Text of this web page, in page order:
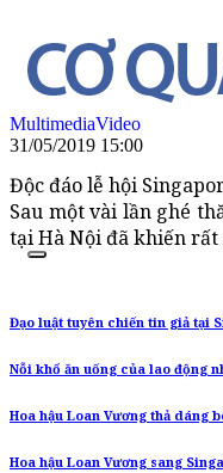
MultimediaVideo
31/05/2019 15:00
Độc đáo lễ hội
Sau một vài lần ghé
tại Hà Nội đã khiến
Đạo luật tuyên chiến tin giả tại
Nỗi khổ ăn uống của lao động
Hoa hậu Loan Vương thả dáng
Hoa hậu Loan Vương sang